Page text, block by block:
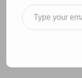
BLOG
2009 > September
Type your email…